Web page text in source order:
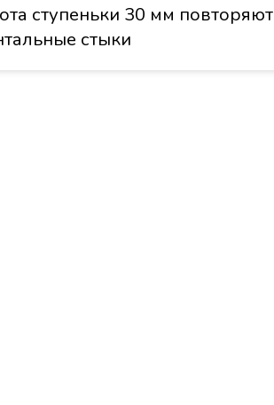
ступеньки 30 мм
стыки